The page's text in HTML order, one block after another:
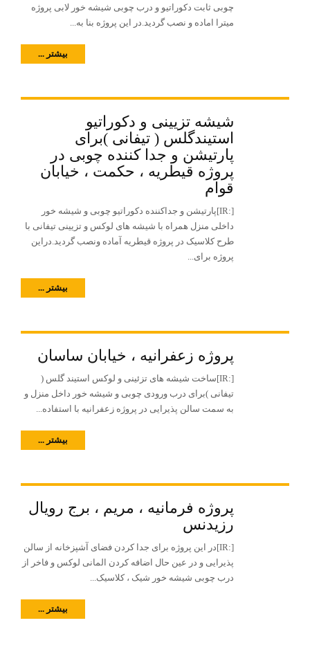
چوبی ثابت دکوراتیو و درب چوبی شیشه خور لابی پروژه
میترا اماده و نصب گردید.در این پروژه بنا به...
بیشتر ...
شیشه تزیینی و دکوراتیو
استیندگلس ( تیفانی )برای
پارتیشن و جدا کننده چوبی در
پروژه قیطریه ، حکمت ، خیابان
قوام
[:IR]پارتیشن و جداکننده دکوراتیو چوبی و شیشه خور
داخلی منزل همراه با شیشه های لوکس و تزیینی تیفانی با
طرح کلاسیک در پروژه قیطریه آماده ونصب گردید.دراین
پروژه برای...
بیشتر ...
پروژه زعفرانیه ، خیابان ساسان
[:IR]ساخت شیشه های تزئینی و لوکس استیند گلس (
تیفانی )برای درب ورودی چوبی و شیشه خور داخل منزل و
به سمت سالن پذیرایی در پروژه زعفرانیه با استفاده...
بیشتر ...
پروژه فرمانیه ، مریم ، برج رویال
رزیدنس
[:IR]در این پروژه برای جدا کردن فضای آشپزخانه از سالن
پذیرایی و در عین حال اضافه کردن المانی لوکس و فاخر از
درب چوبی شیشه خور شیک ، کلاسیک...
بیشتر ...